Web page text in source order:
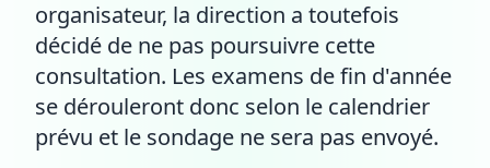
organisateur, la direction a toutefois
décidé de ne pas poursuivre cette
consultation. Les examens de fin d'année
se dérouleront donc selon le calendrier
prévu et le sondage ne sera pas envoyé.